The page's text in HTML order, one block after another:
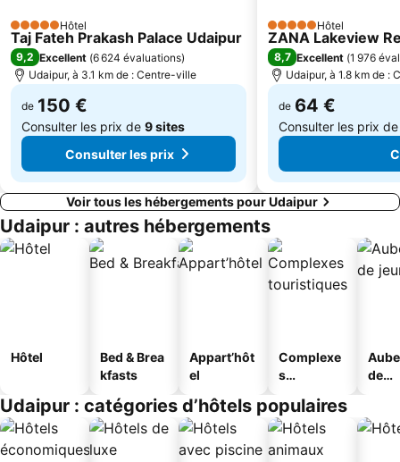
5 ÉtoilesHôtel
Taj Fateh Prakash Palace Udaipur
9,2 Excellent (6 624 évaluations)
Udaipur, à 3.1 km de : Centre-ville
de 150 €
Consulter les prix de 9 sites
Consulter les prix
5 ÉtoilesHôtel
ZANA Lakeview
8,7 Excellent (1 976
Udaipur, à 1.8 km de :
de 64 €
Consulter les prix
Voir tous les hébergements pour Udaipur
Udaipur : autres hébergements
Hôtel
Bed & Brea
kfasts
Appart’hôt
el
Complexe
s
s
de
Udaipur : catégories d’hôtels populaires